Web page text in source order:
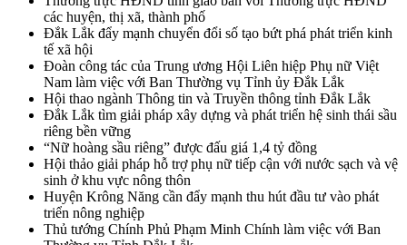
các huyện, thị xã, thành phố
Đắk Lắk đẩy mạnh chuyển đổi số tạo bứt phá phát triển kinh
tế xã hội
Đoàn công tác của Trung ương Hội Liên hiệp Phụ nữ Việt
Nam làm việc với Ban Thường vụ Tỉnh ủy Đắk Lắk
Hội thao ngành Thông tin và Truyền thông tỉnh Đắk Lắk
Đắk Lắk tìm giải pháp xây dựng và phát triển hệ sinh thái sầu
riêng bền vững
“Nữ hoàng sầu riêng” được đấu giá 1,4 tỷ đồng
Hội thảo giải pháp hỗ trợ phụ nữ tiếp cận với nước sạch và vệ
sinh ở khu vực nông thôn
Huyện Krông Năng cần đẩy mạnh thu hút đầu tư vào phát
triển nông nghiệp
Thủ tướng Chính Phủ Phạm Minh Chính làm việc với Ban